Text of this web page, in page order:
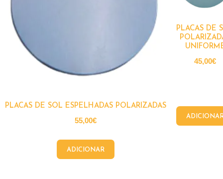
PLACAS DE SOL ESPELHADAS POLARIZADAS
55,00€
ADICIONAR
PLACAS DE
45,00€